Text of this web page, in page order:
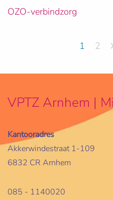
OZO-verbindzorg
1 2
VPTZ Arnhem |
Kantooradres
Akkerwindestraat 1-109
6832 CR Arnhem
085 - 1140020